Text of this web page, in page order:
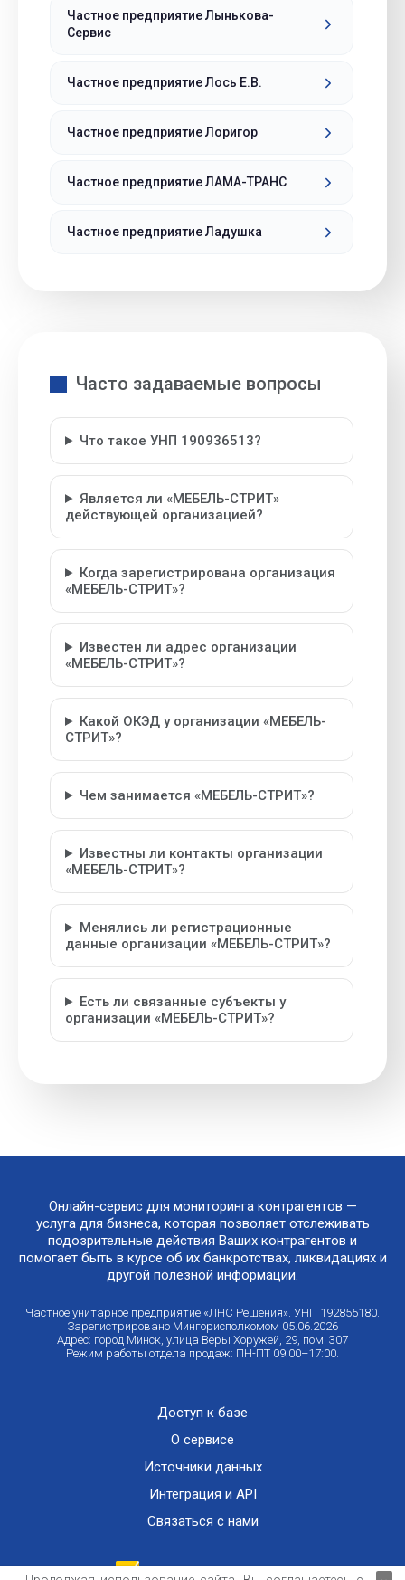
Частное предприятие Лынькова-
Сервис
Частное предприятие Лось Е.В.
Частное предприятие Лоригор
Частное предприятие ЛАМА-ТРАНС
Частное предприятие Ладушка
Часто задаваемые вопросы
Что такое УНП 190936513?
Является ли «МЕБЕЛЬ-СТРИТ»
действующей организацией?
Когда зарегистрирована организация
«МЕБЕЛЬ-СТРИТ»?
Известен ли адрес организации
«МЕБЕЛЬ-СТРИТ»?
Какой ОКЭД у организации «МЕБЕЛЬ-
СТРИТ»?
Чем занимается «МЕБЕЛЬ-СТРИТ»?
Известны ли контакты организации
«МЕБЕЛЬ-СТРИТ»?
Менялись ли регистрационные
данные организации «МЕБЕЛЬ-СТРИТ»?
Есть ли связанные субъекты у
организации «МЕБЕЛЬ-СТРИТ»?
Онлайн-сервис для мониторинга контрагентов —
услуга для бизнеса, которая позволяет отслеживать
подозрительные действия Ваших контрагентов и
помогает быть в курсе об их банкротствах, ликвидациях и
другой полезной информации.
Частное унитарное предприятие «ЛНС Решения». УНП 192855180.
Зарегистрировано Мингорисполкомом 05.06.2026
Адрес: город Минск, улица Веры Хоружей, 29, пом. 307
Режим работы отдела продаж: ПН-ПТ 09:00–17:00.
Доступ к базе
О сервисе
Источники данных
Интеграция и API
Связаться с нами